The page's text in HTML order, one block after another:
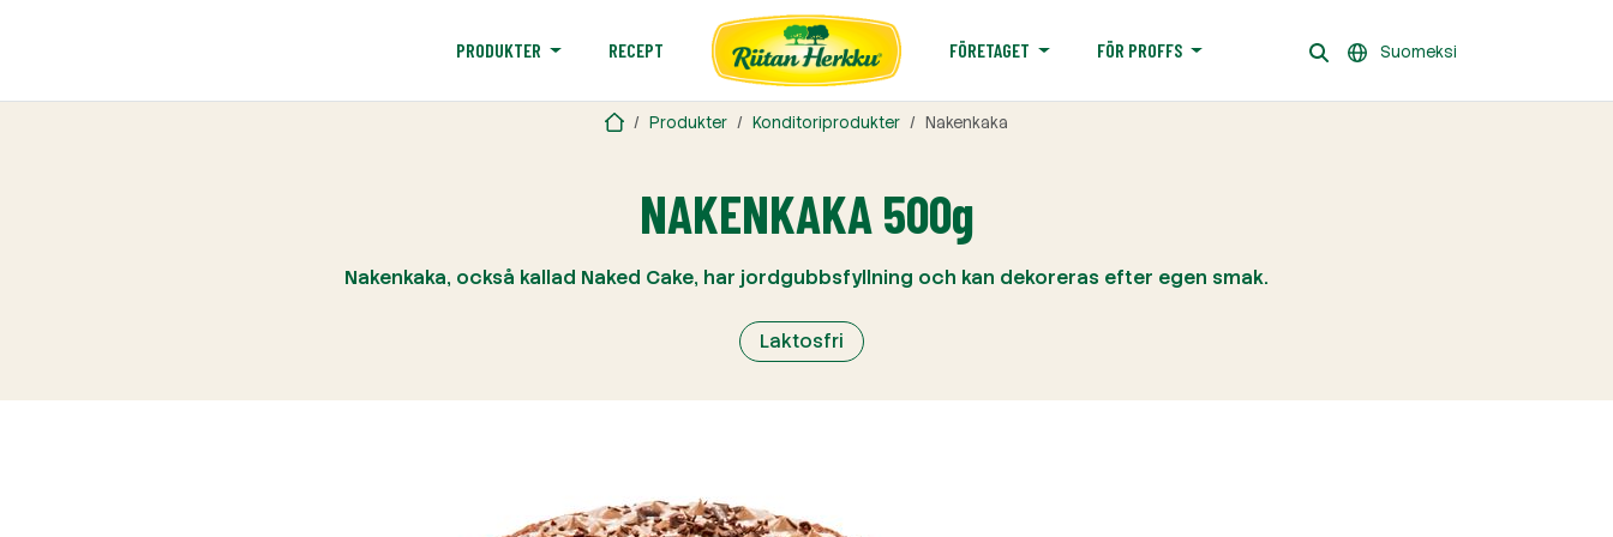
PRODUKTER RECEPT FÖRETAGET FÖR PROFFS Suomeksi
Produkter Konditoriprodukter Nakenkaka
NAKENKAKA 500g
Nakenkaka, också kallad Naked Cake, har jordgubbsfyllning och kan dekoreras efter egen smak.
Laktosfri